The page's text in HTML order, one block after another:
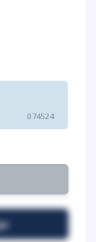
074524